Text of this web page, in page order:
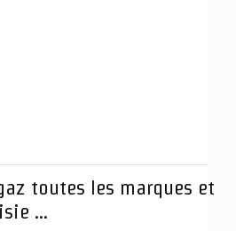
toutes les marques et
...